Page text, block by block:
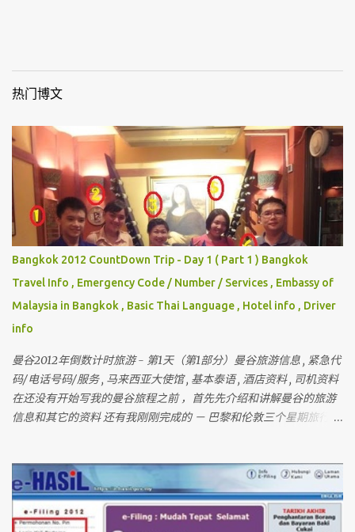
热门博文
Bangkok 2012 CountDown Trip - Day 1 ( Part 1 ) Bangkok
Travel Info , Emergency Code / Number / Services , Embassy of
Malaysia in Bangkok , Basic Thai Language , Hotel info , Driver
info
曼谷2012年倒数计时旅游 - 第1天（第1部分）曼谷旅游信息 , 紧急代
码/电话号码/服务 , 马来西亚大使馆 , 基本泰语 , 酒店资料 , 司机资料
在还没有开始写我的曼谷旅程之前 ，首先先介绍和讲解曼谷的旅游
信息和其它的资料 还有我刚刚完成的 － 巴黎和伦敦三个星期旅行 ，
十六个人 。 这次是七个人 （ 包括我 ）但。。。对我来说 ， 这次是
最困难的一次 。 为什么？？？？ 看看相片先 。